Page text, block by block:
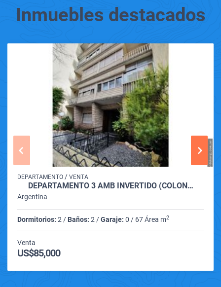
Inmuebles destacados
DEPARTAMENTO / VENTA
DEPARTAMENTO 3 AMB INVERTIDO (COLÓN…
Argentina
Dormitorios: 2 / Baños: 2 /Garaje: 0 / 67 Área m2
Venta
US$85,000